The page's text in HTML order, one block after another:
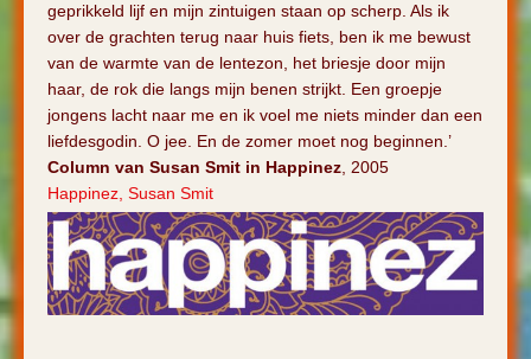
geprikkeld lijf en mijn zintuigen staan op scherp. Als ik
over de grachten terug naar huis fiets, ben ik me bewust
van de warmte van de lentezon, het briesje door mijn
haar, de rok die langs mijn benen strijkt. Een groepje
jongens lacht naar me en ik voel me niets minder dan een
liefdesgodin. O jee. En de zomer moet nog beginnen.’
Column van Susan Smit in Happinez, 2005
Happinez, Susan Smit